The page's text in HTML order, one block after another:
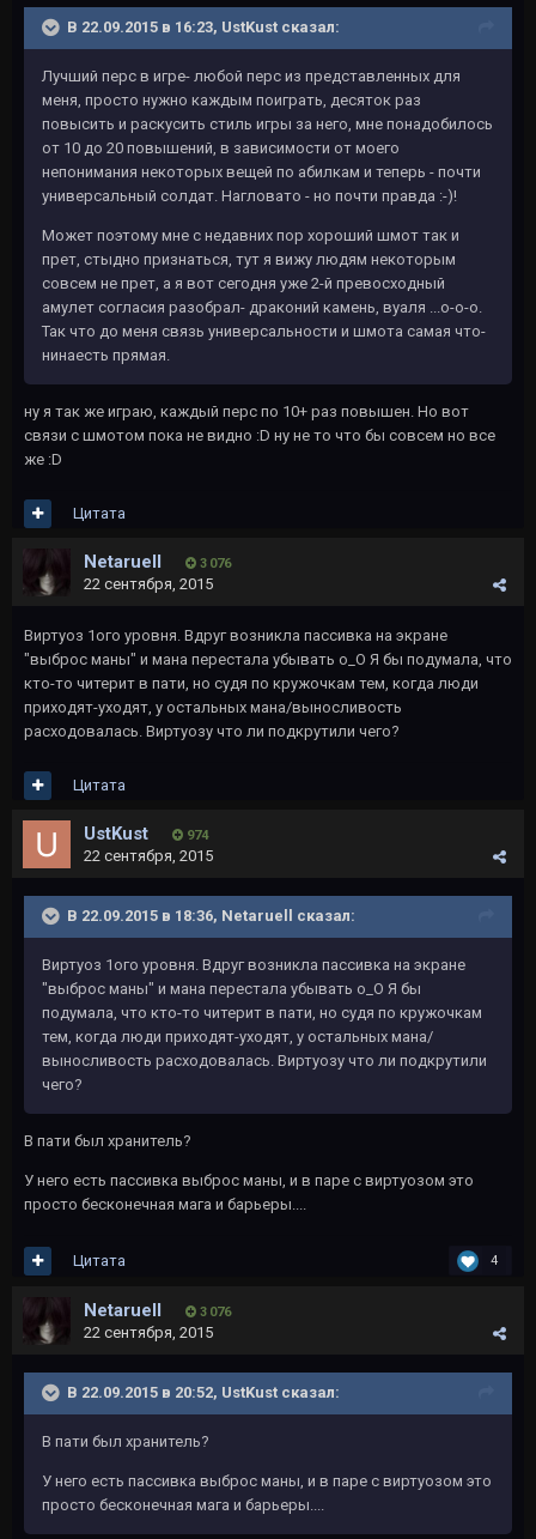
В 22.09.2015 в 16:23, UstKust сказал:
Лучший перс в игре- любой перс из представленных для
меня, просто нужно каждым поиграть, десяток раз
повысить и раскусить стиль игры за него, мне понадобилось
от 10 до 20 повышений, в зависимости от моего
непонимания некоторых вещей по абилкам и теперь - почти
универсальный солдат. Нагловато - но почти правда :-)!
Может поэтому мне с недавних пор хороший шмот так и
прет, стыдно признаться, тут я вижу людям некоторым
совсем не прет, а я вот сегодня уже 2-й превосходный
амулет согласия разобрал- драконий камень, вуаля ...о-о-о.
Так что до меня связь универсальности и шмота самая что-
нинаесть прямая.
ну я так же играю, каждый перс по 10+ раз повышен. Но вот
связи с шмотом пока не видно :D ну не то что бы совсем но все
же :D
Цитата
Netaruell 3 076
22 сентября, 2015
Виртуоз 1ого уровня. Вдруг возникла пассивка на экране
"выброс маны" и мана перестала убывать о_О Я бы подумала, что
кто-то читерит в пати, но судя по кружочкам тем, когда люди
приходят-уходят, у остальных мана/выносливость
расходовалась. Виртуозу что ли подкрутили чего?
Цитата
UstKust 974
22 сентября, 2015
В 22.09.2015 в 18:36, Netaruell сказал:
Виртуоз 1ого уровня. Вдруг возникла пассивка на экране
"выброс маны" и мана перестала убывать о_О Я бы
подумала, что кто-то читерит в пати, но судя по кружочкам
тем, когда люди приходят-уходят, у остальных мана/
выносливость расходовалась. Виртуозу что ли подкрутили
чего?
В пати был хранитель?
У него есть пассивка выброс маны, и в паре с виртуозом это
просто бесконечная мага и барьеры....
4
Цитата
Netaruell 3 076
22 сентября, 2015
В 22.09.2015 в 20:52, UstKust сказал:
В пати был хранитель?
У него есть пассивка выброс маны, и в паре с виртуозом это
просто бесконечная мага и барьеры....